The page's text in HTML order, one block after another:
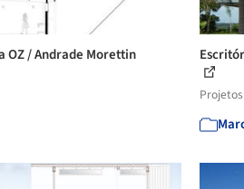
OZ / Andrade Morettin
Projetos